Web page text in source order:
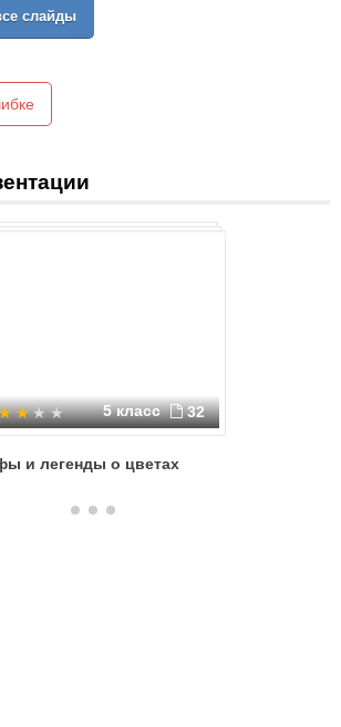
этого цветка «галактус» происходит от
молоко, и «актус» цветок, т.е. молочно-
отсюда символом этого цветка стала
слайды
5 класс 32
и легенды о цветах